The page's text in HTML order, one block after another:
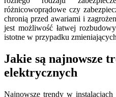
różnicowoprądowe czy
chronią przed awariami i
jest możliwość łatwej
istotne w przypadku
Jakie są najnowsze
elektrycznych
Najnowsze trendy w